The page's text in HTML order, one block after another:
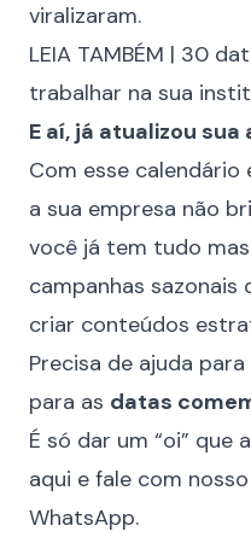
viralizaram.
LEIA TAMBÉM | 30
trabalhar na sua
E aí, já atualizou
Com esse
a sua empresa não
você já tem tudo
campanhas sazonais
criar conteúdos
Precisa de ajuda
para as datas
É só dar um “oi” que
aqui e fale com
WhatsApp.